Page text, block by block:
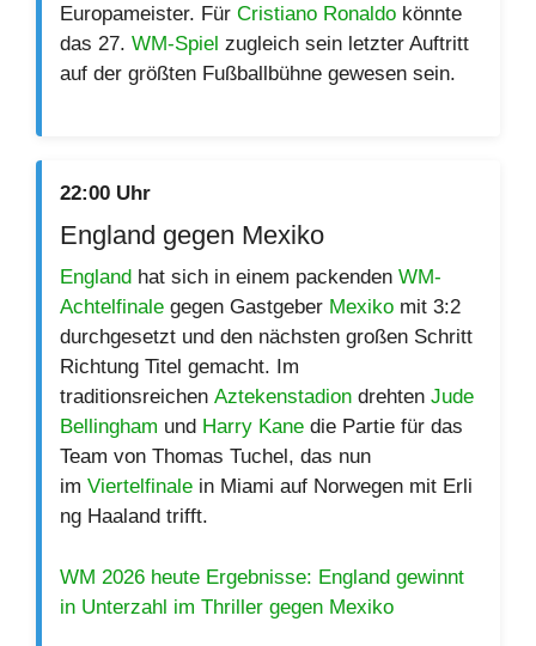
Europameister. Für Cristiano Ronaldo könnte
das 27. WM-Spiel zugleich sein letzter Auftritt
auf der größten Fußballbühne gewesen sein.
22:00 Uhr
England gegen Mexiko
England hat sich in einem packenden WM-
Achtelfinale gegen Gastgeber Mexiko mit 3:2
durchgesetzt und den nächsten großen Schritt
Richtung Titel gemacht. Im
traditionsreichen Aztekenstadion drehten Jude
Bellingham und Harry Kane die Partie für das
Team von Thomas Tuchel, das nun
im Viertelfinale in Miami auf Norwegen mit Erli
ng Haaland trifft.
WM 2026 heute Ergebnisse: England gewinnt
in Unterzahl im Thriller gegen Mexiko